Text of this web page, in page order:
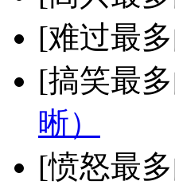
[难过最
[搞笑最
晰）
[愤怒最